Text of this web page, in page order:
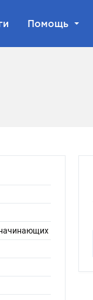
Помощь
начинающих